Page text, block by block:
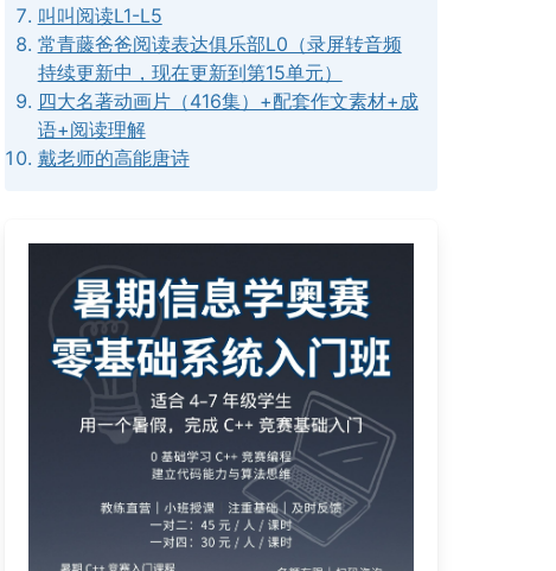
叫叫阅读L1-L5
常青藤爸爸阅读表达俱乐部L0（录屏转音频
持续更新中，现在更新到第15单元）
四大名著动画片（416集）+配套作文素材+成
语+阅读理解
戴老师的高能唐诗